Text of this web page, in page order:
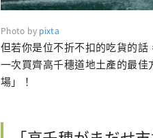
Photo by pixta
但若你是位不折不扣的吃貨的
一次買齊高千穗道地土產的最
場」！